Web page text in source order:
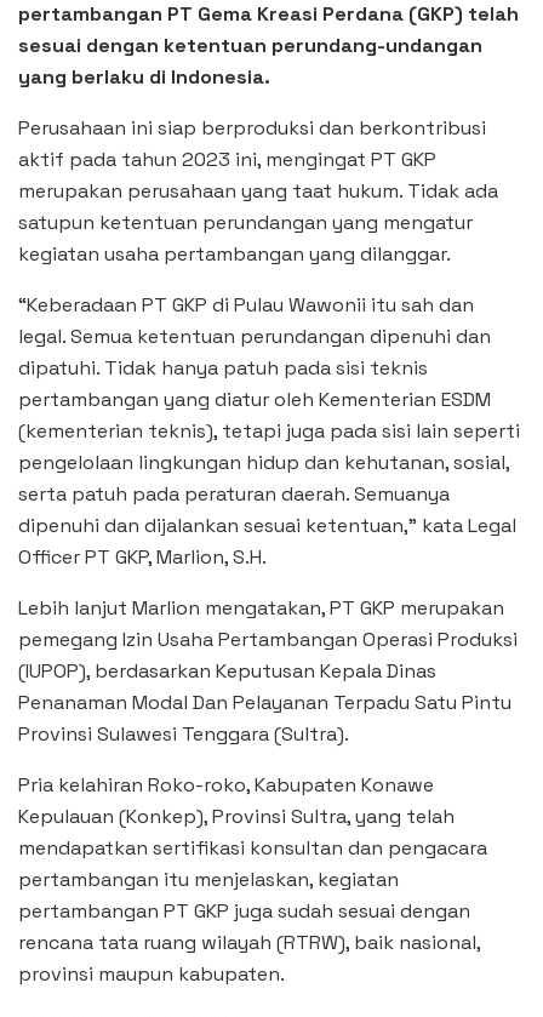
pertambangan PT Gema Kreasi Perdana (GKP) telah
sesuai dengan ketentuan perundang-undangan
yang berlaku di Indonesia.
Perusahaan ini siap berproduksi dan berkontribusi
aktif pada tahun 2023 ini, mengingat PT GKP
merupakan perusahaan yang taat hukum. Tidak ada
satupun ketentuan perundangan yang mengatur
kegiatan usaha pertambangan yang dilanggar.
“Keberadaan PT GKP di Pulau Wawonii itu sah dan
legal. Semua ketentuan perundangan dipenuhi dan
dipatuhi. Tidak hanya patuh pada sisi teknis
pertambangan yang diatur oleh Kementerian ESDM
(kementerian teknis), tetapi juga pada sisi lain seperti
pengelolaan lingkungan hidup dan kehutanan, sosial,
serta patuh pada peraturan daerah. Semuanya
dipenuhi dan dijalankan sesuai ketentuan,” kata Legal
Officer PT GKP, Marlion, S.H.
Lebih lanjut Marlion mengatakan, PT GKP merupakan
pemegang Izin Usaha Pertambangan Operasi Produksi
(IUPOP), berdasarkan Keputusan Kepala Dinas
Penanaman Modal Dan Pelayanan Terpadu Satu Pintu
Provinsi Sulawesi Tenggara (Sultra).
Pria kelahiran Roko-roko, Kabupaten Konawe
Kepulauan (Konkep), Provinsi Sultra, yang telah
mendapatkan sertifikasi konsultan dan pengacara
pertambangan itu menjelaskan, kegiatan
pertambangan PT GKP juga sudah sesuai dengan
rencana tata ruang wilayah (RTRW), baik nasional,
provinsi maupun kabupaten.